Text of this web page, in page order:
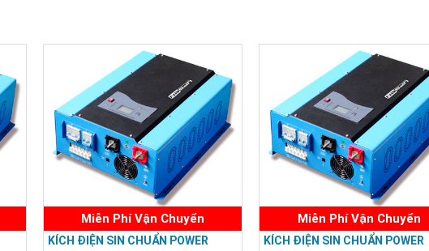
Miễn Phí Vận Chuyển
KÍCH ĐIỆN SIN CHUẨN POWER
Miễn Phí Vận Chuyển
KÍCH ĐIỆN SIN CHUẨN POWER